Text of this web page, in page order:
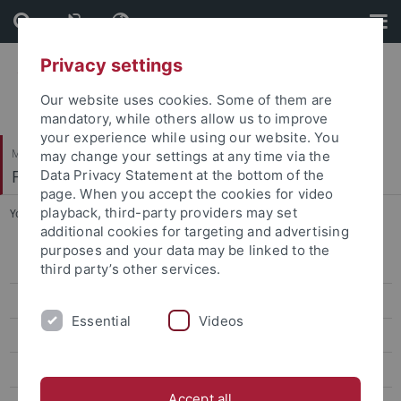
Skip
to
content
Skip
to
footer
Mathematisch-Naturwissenschaftliche Fakultät
Fachbereich Informatik
You are here: Startseite ... B.Ed. Informatik LA Gymnasium
Personen und Kontakte
Studiengänge
Privacy settings
Our website uses cookies. Some of them are
mandatory, while others allow us to improve
your experience while using our website. You
may change your settings at any time via the
Data Privacy Statement at the bottom of the
page. When you accept the cookies for video
playback, third-party providers may set
additional cookies for targeting and advertising
purposes and your data may be linked to the
third party’s other services.
Essential Videos